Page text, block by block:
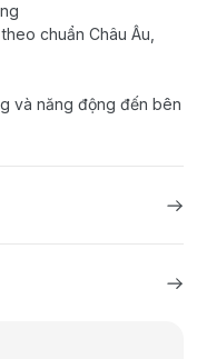
chuẩn Châu Âu,
và năng động đến bên